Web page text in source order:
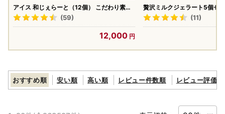
アイス 和じぇらーと（12個） こだわり素材
アイス I-89
(59)
12,000
贅沢ミルクジェラート5個セ
47
(11)
おすすめ順 安い順 高い順 レビュー件数順 レビュー評価順